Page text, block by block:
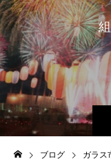
組
ブログ ガラス